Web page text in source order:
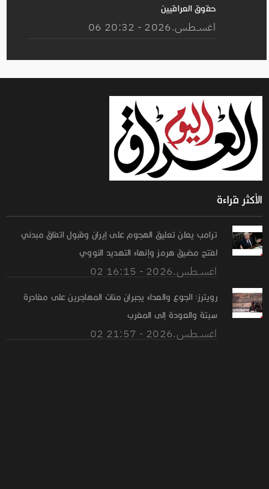
حقوق العراقيين
06 اغســطس.2026 - 20:32
الأكثر قراءة
ترامب يعلن تعليق الهجوم على إيران وقبول اتفاق مبدئي
لفتح مضيق هرمز وإنهاء التهديد النووي
02 اغســطس.2026 - 16:15
رويترز: الجوع والعداء يجبران مئات المهاجرين على مغادرة
سبتة والعودة إلى المغرب
02 اغســطس.2026 - 21:57